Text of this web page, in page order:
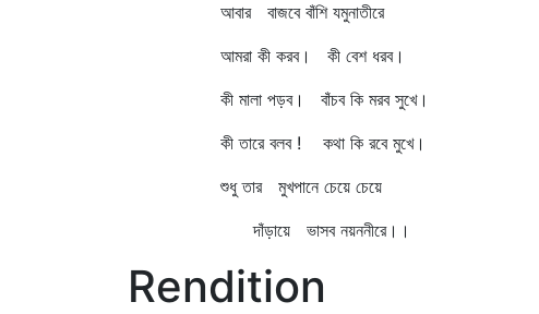
আবার বাজবে বাঁশি যমুনাতীরে
আমরা কী করব। কী বেশ ধরব।
কী মালা পড়ব। বাঁচব কি মরব সুখে।
কী তারে বলব ! কথা কি রবে মুখে।
শুধু তার মুখপানে চেয়ে চেয়ে
দাঁড়ায়ে ভাসব নয়ননীরে।।
Rendition